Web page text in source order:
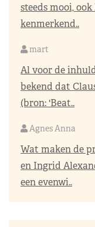
steeds mooi,
kenmerkend..
mart
Al voor de
bekend dat
(bron: 'Beat..
Agnes Anna
Wat maken de
en Ingrid
een evenwi..